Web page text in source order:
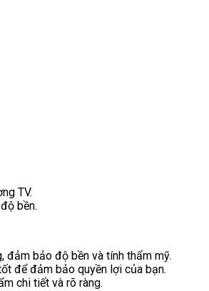
TV.
bền.
đảm bảo độ bền và tính thẩm mỹ.
để đảm bảo quyền lợi của bạn.
chi tiết và rõ ràng.